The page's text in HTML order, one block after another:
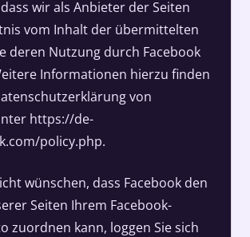
wir als Anbieter der Seiten
vom Inhalt der übermittelten
deren Nutzung durch Facebook
Informationen hierzu finden
von
https://de-
policy.php.
wünschen, dass Facebook den
Seiten Ihrem Facebook-
zuordnen kann, loggen Sie sich